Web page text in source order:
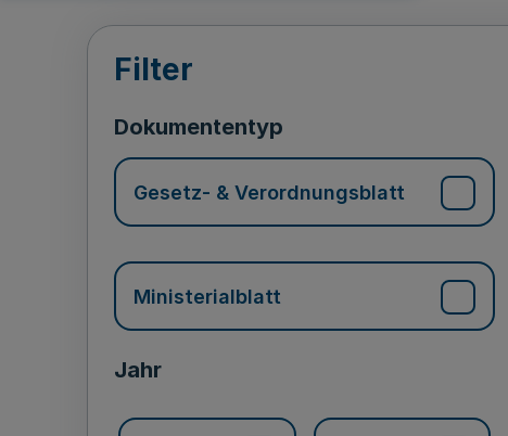
Verkündungsbereich
Filter
Dokumententyp
Gesetz- & Verordnungsblatt
Ministerialblatt
Jahr